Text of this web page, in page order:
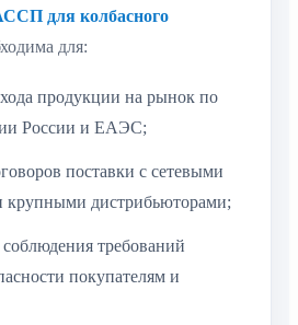
для колбасного
для:
продукции на рынок по
России и ЕАЭС;
поставки с сетевыми
крупными дистрибьюторами;
требований
покупателям и